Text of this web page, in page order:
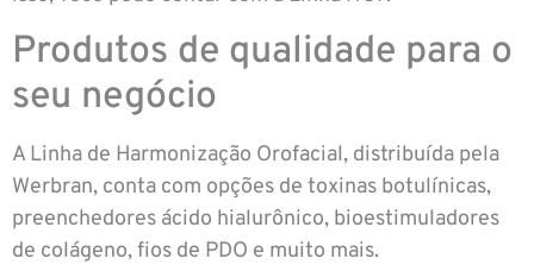
Produtos de qualidade para o
seu negócio
A Linha de Harmonização Orofacial, distribuída pela
Werbran, conta com opções de toxinas botulínicas,
preenchedores ácido hialurônico, bioestimuladores
de colágeno, fios de PDO e muito mais.